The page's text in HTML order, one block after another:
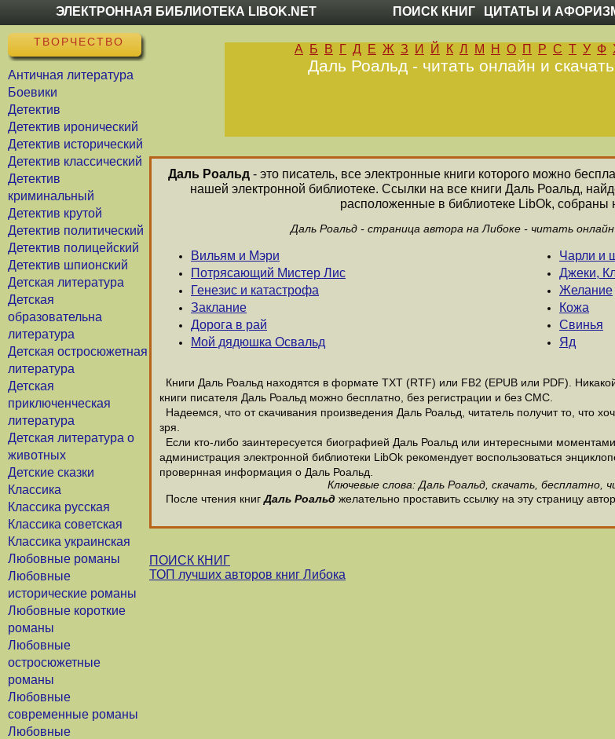
ЭЛЕКТРОННАЯ БИБЛИОТЕКА LIBOK.NET ПОИСК КНИГ ЦИТАТЫ И
ТВОРЧЕСТВО
Античная литература
Боевики
Детектив
Детектив иронический
Детектив исторический
Детектив классический
Детектив
криминальный
Детектив крутой
Детектив политический
Детектив полицейский
Детектив шпионский
Детская литература
Детская
образовательна
литература
Детская остросюжетная
литература
Детская
приключенческая
литература
Детская литература о
животных
Детские сказки
Классика
Классика русская
Классика советская
Классика украинская
Любовные романы
Любовные
исторические романы
Любовные короткие
романы
Любовные
остросюжетные
романы
Любовные
современные романы
Любовные
А Б В Г Д Е Ж З И Й К Л М Н О П Р С Т У Ф
Даль Роальд - читать онлайн и
Даль Роальд- это писатель, все электронные книги которого можно
нашей электронной библиотеке. Ссылки на все книги Даль Роальд,
расположенные в библиотеке LibOk, собраны
Даль Роальд - страница автора на Либоке - читать
Вильям и Мэри
Потрясающий Мистер Лис
Генезис и катастрофа
Заклание
Дорога в рай
Мой дядюшка Освальд
Чарли и
Джеки,
Желание
Кожа
Свинья
Яд
Книги Даль Роальд находятся в формате ТХТ (RTF) или FB2 (EPUB или PDF).
книги писателя Даль Роальд можно бесплатно, без регистрации и без СМС.
Надеемся, что от скачивания произведения Даль Роальд, читатель получит то, что
зря.
Если кто-либо заинтересуется биографией Даль Роальд или интересными
администрация электронной библиотеки LibOk рекомендует воспользоваться
провернная информация о Даль Роальд.
Ключевые слова: Даль Роальд, скачать, бесплатно,
После чтения книгДаль Роальд желательно проставить ссылку на эту страницу
ПОИСК КНИГ
ТОП лучших авторов книг Либока